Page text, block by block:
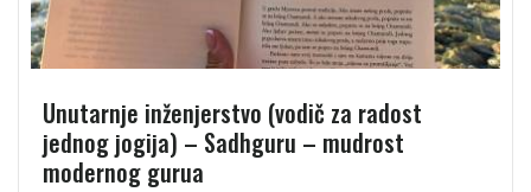
Unutarnje inženjerstvo (vodič za radost
jednog jogija) – Sadhguru – mudrost
modernog gurua